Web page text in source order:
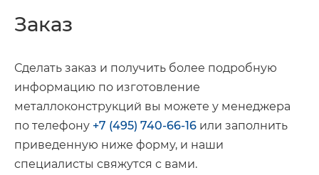
Заказ
Сделать заказ и получить более подробную
информацию по изготовление
металлоконструкций вы можете у менеджера
по телефону +7 (495) 740-66-16 или заполнить
приведенную ниже форму, и наши
специалисты свяжутся с вами.